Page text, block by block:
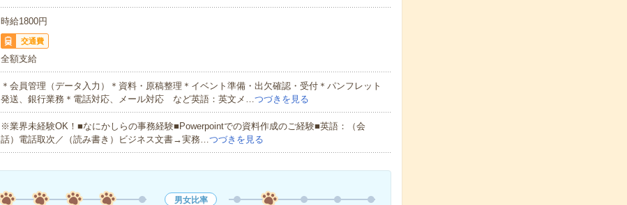
時給1800円
交通費
全額支給
＊会員管理（データ入力）＊資料・原稿整理＊イベント準備・出欠確認・受付＊パンフレット
発送、銀行業務＊電話対応、メール対応 など英語：英文メ…つづきを見る
※業界未経験OK！■なにかしらの事務経験■Powerpointでの資料作成のご経験■英語：（会
話）電話取次／（読み書き）ビジネス文書→実務…つづきを見る
男女比率